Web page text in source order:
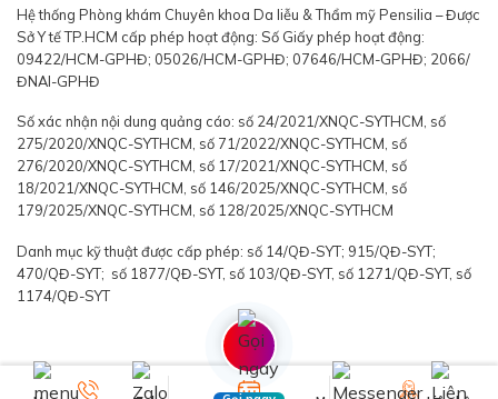
Hệ thống Phòng khám Chuyên khoa Da liễu & Thẩm mỹ Pensilia – Được
Sở Y tế TP.HCM cấp phép hoạt động: Số Giấy phép hoạt động:
09422/HCM-GPHĐ; 05026/HCM-GPHĐ; 07646/HCM-GPHĐ; 2066/
ĐNAI-GPHĐ
Số xác nhận nội dung quảng cáo: số 24/2021/XNQC-SYTHCM, số
275/2020/XNQC-SYTHCM, số 71/2022/XNQC-SYTHCM, số
276/2020/XNQC-SYTHCM, số 17/2021/XNQC-SYTHCM, số
18/2021/XNQC-SYTHCM, số 146/2025/XNQC-SYTHCM, số
179/2025/XNQC-SYTHCM, số 128/2025/XNQC-SYTHCM
Danh mục kỹ thuật được cấp phép: số 14/QĐ-SYT; 915/QĐ-SYT;
470/QĐ-SYT; số 1877/QĐ-SYT, số 103/QĐ-SYT, số 1271/QĐ-SYT, số
1174/QĐ-SYT